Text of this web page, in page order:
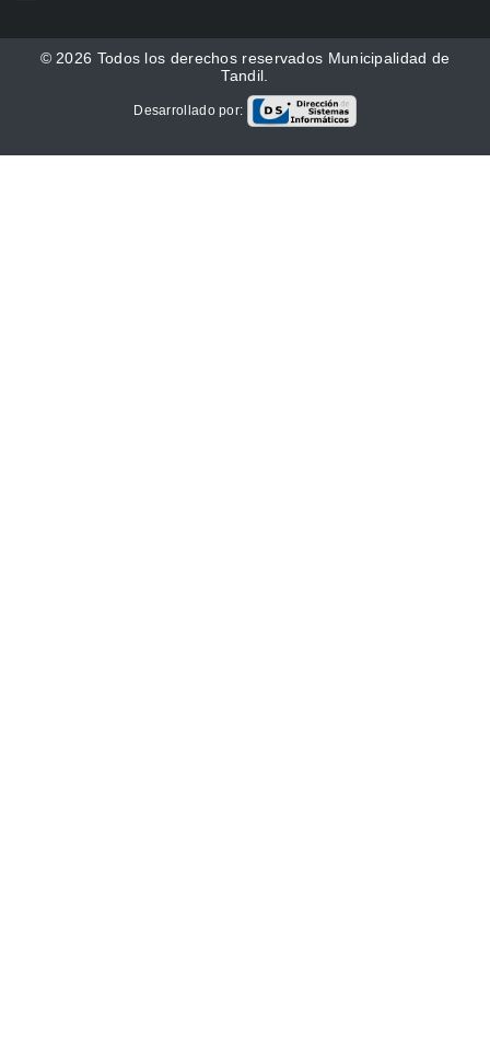
© 2026 Todos los derechos reservados Municipalidad de
Tandil.
Desarrollado por: